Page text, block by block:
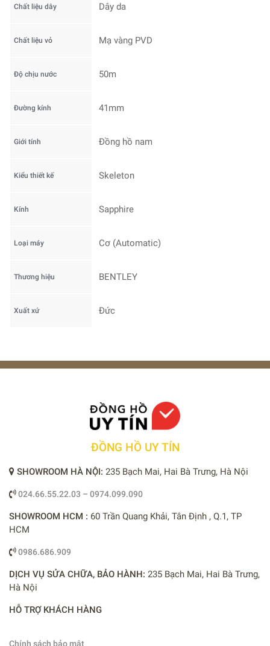
Chất liệu dây Dây da
Chất liệu vỏ Mạ vàng PVD
Độ chịu nước 50m
Đường kính 41mm
Giới tính Đồng hồ nam
Kiểu thiết kế Skeleton
Kính Sapphire
Loại máy Cơ (Automatic)
Thương hiệu BENTLEY
Xuất xứ Đức
ĐỒNG HỒ UY TÍN
SHOWROOM HÀ NỘI: 235 Bạch Mai, Hai Bà Trưng, Hà Nội
024.66.55.22.03 – 0974.099.090
SHOWROOM HCM : 60 Trần Quang Khải, Tân Định , Q.1, TP
HCM
0986.686.909
DỊCH VỤ SỬA CHỮA, BẢO HÀNH: 235 Bạch Mai, Hai Bà Trưng,
Hà Nội
HỖ TRỢ KHÁCH HÀNG
Chính sách bảo mật